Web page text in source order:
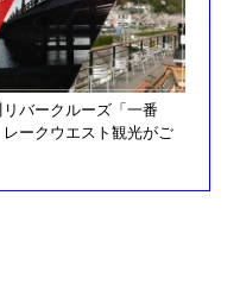
した
バークルーズ「一番
ークウエスト観光がご